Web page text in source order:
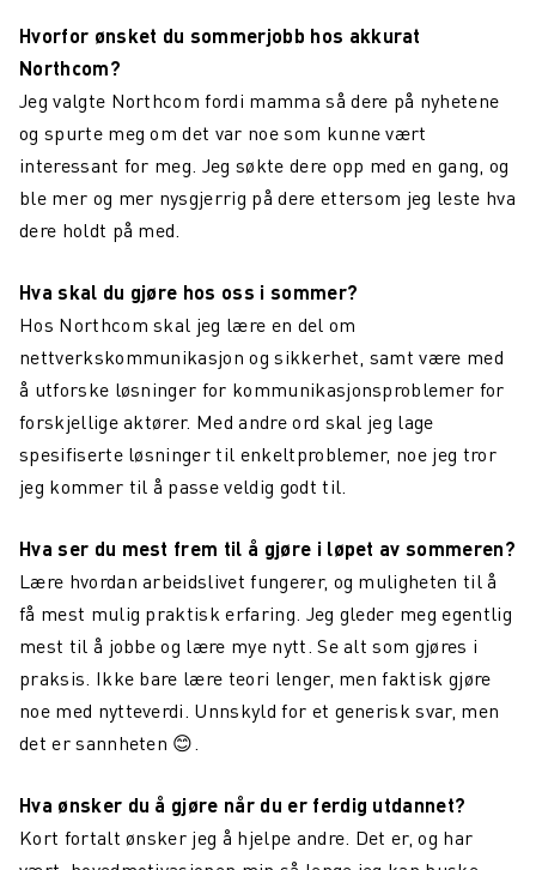
Hvorfor ønsket du sommerjobb hos akkurat
Northcom?
Jeg valgte Northcom fordi mamma så dere på nyhetene
og spurte meg om det var noe som kunne vært
interessant for meg. Jeg søkte dere opp med en gang, og
ble mer og mer nysgjerrig på dere ettersom jeg leste hva
dere holdt på med.
Hva skal du gjøre hos oss i sommer?
Hos Northcom skal jeg lære en del om
nettverkskommunikasjon og sikkerhet, samt være med
å utforske løsninger for kommunikasjonsproblemer for
forskjellige aktører. Med andre ord skal jeg lage
spesifiserte løsninger til enkeltproblemer, noe jeg tror
jeg kommer til å passe veldig godt til.
Hva ser du mest frem til å gjøre i løpet av sommeren?
Lære hvordan arbeidslivet fungerer, og muligheten til å
få mest mulig praktisk erfaring. Jeg gleder meg egentlig
mest til å jobbe og lære mye nytt. Se alt som gjøres i
praksis. Ikke bare lære teori lenger, men faktisk gjøre
noe med nytteverdi. Unnskyld for et generisk svar, men
det er sannheten 😊.
Hva ønsker du å gjøre når du er ferdig utdannet?
Kort fortalt ønsker jeg å hjelpe andre. Det er, og har